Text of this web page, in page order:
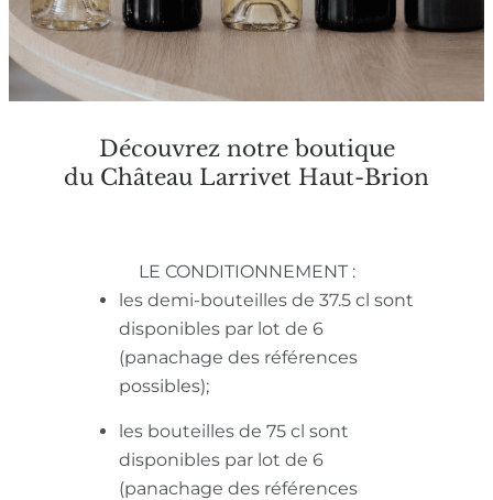
Découvrez notre boutique
du Château Larrivet Haut-Brion
LE CONDITIONNEMENT :
les demi-bouteilles de 37.5 cl sont
disponibles par lot de 6
(panachage des références
possibles);
les bouteilles de 75 cl sont
disponibles par lot de 6
(panachage des références